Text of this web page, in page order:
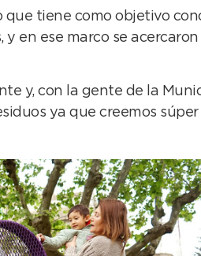
tiene como objetivo
en ese marco se
y, con la gente de la
ya que creemos